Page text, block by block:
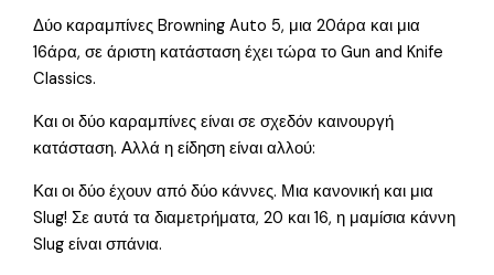
Δύο καραμπίνες Browning Auto 5, μια 20άρα και μια
16άρα, σε άριστη κατάσταση έχει τώρα το Gun and Knife
Classics.
Και οι δύο καραμπίνες είναι σε σχεδόν καινουργή
κατάσταση. Αλλά η είδηση είναι αλλού:
Και οι δύο έχουν από δύο κάννες. Μια κανονική και μια
Slug! Σε αυτά τα διαμετρήματα, 20 και 16, η μαμίσια κάννη
Slug είναι σπάνια.